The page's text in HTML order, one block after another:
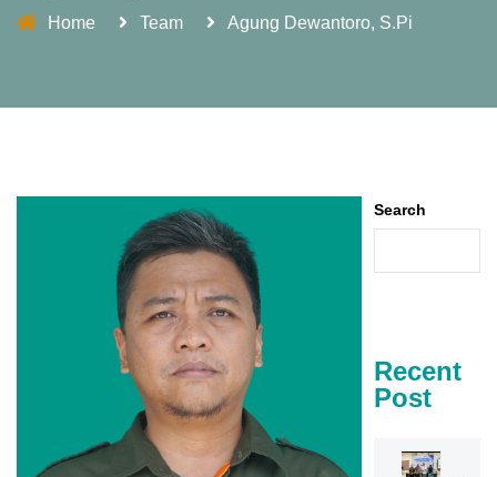
Home Team Agung Dewantoro, S.Pi
Search
Recent
Post